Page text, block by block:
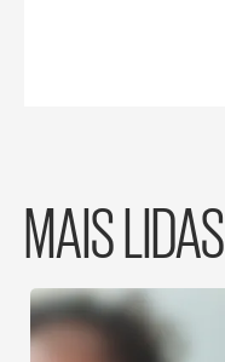
MAIS LIDAS